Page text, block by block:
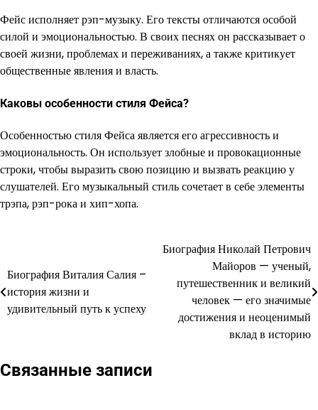
Фейс исполняет рэп-музыку. Его тексты отличаются особой
силой и эмоциональностью. В своих песнях он рассказывает о
своей жизни, проблемах и переживаниях, а также критикует
общественные явления и власть.
Каковы особенности стиля Фейса?
Особенностью стиля Фейса является его агрессивность и
эмоциональность. Он использует злобные и провокационные
строки, чтобы выразить свою позицию и вызвать реакцию у
слушателей. Его музыкальный стиль сочетает в себе элементы
трэпа, рэп-рока и хип-хопа.
по
записям
Биография Виталия Салия –
история жизни и
удивительный путь к успеху
Биография Николай Петрович
Майоров — ученый,
путешественник и великий
человек — его значимые
достижения и неоценимый
вклад в историю
Связанные записи